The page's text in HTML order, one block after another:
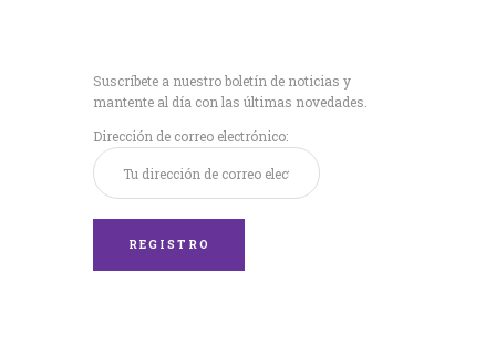
Suscríbete a nuestro boletín de noticias y
mantente al día con las últimas novedades.
Dirección de correo electrónico: